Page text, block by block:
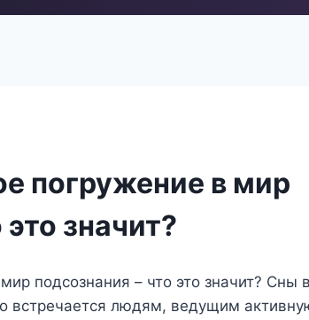
погружение в мир
значит?
подсознания – что это значит? Сны
встречается людям, ведущим